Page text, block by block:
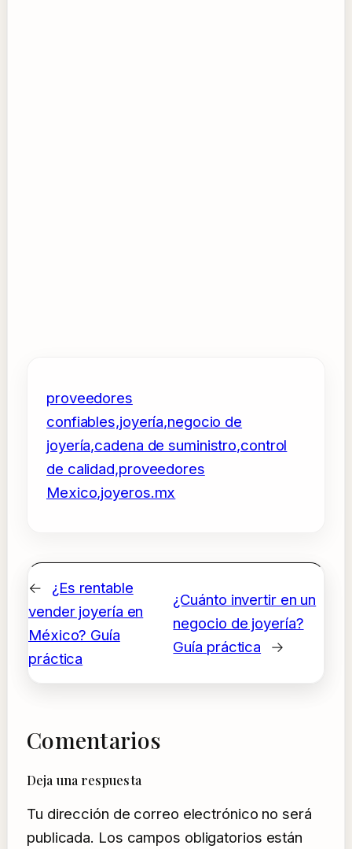
proveedores
confiables,joyería,negocio de
joyería,cadena de suministro,control
de calidad,proveedores
Mexico,joyeros.mx
←
¿Es rentable
vender joyería en
México? Guía
práctica
¿Cuánto invertir en un
negocio de joyería?
Guía práctica
→
Comentarios
Deja una respuesta
Tu dirección de correo electrónico no será
publicada. Los campos obligatorios están